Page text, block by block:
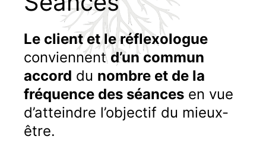
Le client et le réflexologue
conviennent d’un commun
accord du nombre et de la
fréquence des séances en vue
d’atteindre l’objectif du mieux-
être.